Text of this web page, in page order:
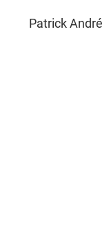
Patrick André